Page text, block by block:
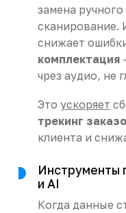
замена
сканирование.
снижает
комплектация-
чрез аудио, не
Это ускоряет
трекинг
клиента и
Инструменты
и AI
Когда данные